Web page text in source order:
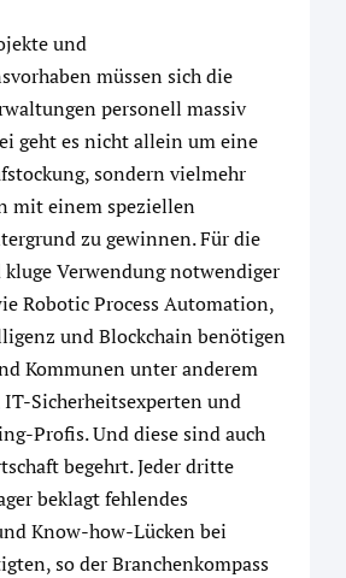
und
müssen sich die
personell massiv
geht es nicht allein um eine
sondern vielmehr
mit einem speziellen
zu gewinnen. Für die
Verwendung notwendiger
Robotic Process Automation,
und Blockchain benötigen
Kommunen unter anderem
Sicherheitsexperten und
Profis. Und diese sind auch
begehrt. Jeder dritte
beklagt fehlendes
Know-how-Lücken bei
so der Branchenkompass